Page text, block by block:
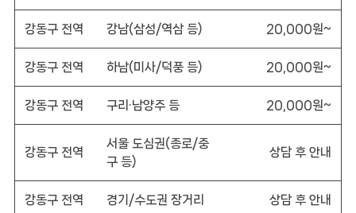
강동구 전역 강남(삼성/역삼 등) 20,000원~
강동구 전역 하남(미사/덕풍 등) 20,000원~
강동구 전역 구리·남양주 등 20,000원~
강동구 전역
서울 도심권(종로/중
구 등)
상담 후 안내
강동구 전역 경기/수도권 장거리 상담 후 안내